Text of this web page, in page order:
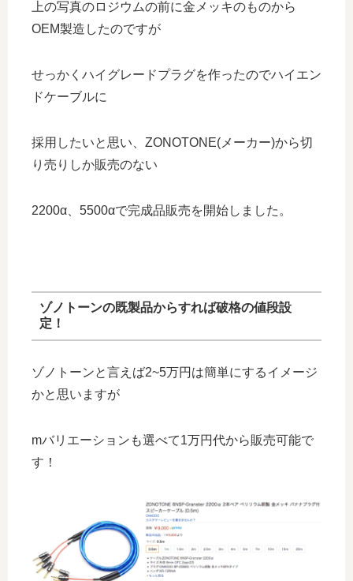
上の写真のロジウムの前に金メッキのものから
OEM製造したのですが
せっかくハイグレードプラグを作ったのでハイエン
ドケーブルに
採用したいと思い、ZONOTONE(メーカー)から切
り売りしか販売のない
2200α、5500αで完成品販売を開始しました。
ゾノトーンの既製品からすれば破格の値段設
定！
ゾノトーンと言えば2~5万円は簡単にするイメージ
かと思いますが
mバリエーションも選べて1万円代から販売可能で
す！